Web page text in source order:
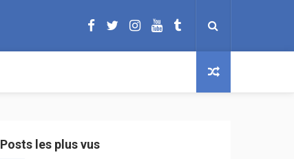
Posts les plus vus